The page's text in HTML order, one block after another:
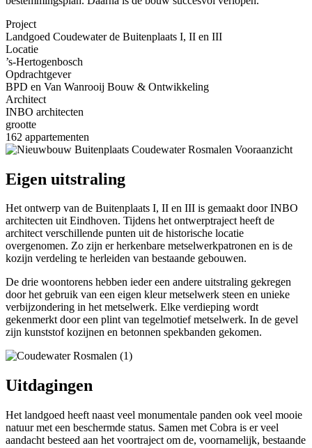
Project
Landgoed Coudewater de Buitenplaats I, II en III
Locatie
’s-Hertogenbosch
Opdrachtgever
BPD en Van Wanrooij Bouw & Ontwikkeling
Architect
INBO architecten
grootte
162 appartementen
Eigen uitstraling
Het ontwerp van de Buitenplaats I, II en III is gemaakt door INBO
architecten uit Eindhoven. Tijdens het ontwerptraject heeft de
architect verschillende punten uit de historische locatie
overgenomen. Zo zijn er herkenbare metselwerkpatronen en is de
kozijn verdeling te herleiden van bestaande gebouwen.
De drie woontorens hebben ieder een andere uitstraling gekregen
door het gebruik van een eigen kleur metselwerk steen en unieke
verbijzondering in het metselwerk. Elke verdieping wordt
gekenmerkt door een plint van tegelmotief metselwerk. In de gevel
zijn kunststof kozijnen en betonnen spekbanden gekomen.
Uitdagingen
Het landgoed heeft naast veel monumentale panden ook veel mooie
natuur met een beschermde status. Samen met Cobra is er veel
aandacht besteed aan het voortraject om de, voornamelijk, bestaande